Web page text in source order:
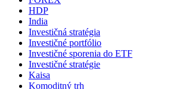
HDP
India
Investičná stratégia
Investičné portfólio
Investičné sporenia do ETF
Investičné stratégie
Kaisa
Komoditný trh